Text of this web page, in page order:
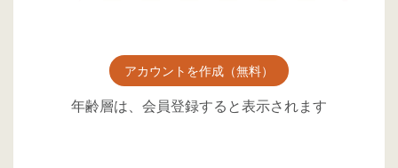
アカウントを作成（無料）
年齢層は、会員登録すると表示されます